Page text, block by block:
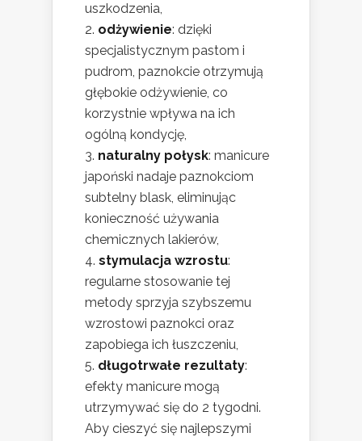
uszkodzenia,
odżywienie: dzięki
specjalistycznym pastom i
pudrom, paznokcie otrzymują
głębokie odżywienie, co
korzystnie wpływa na ich
ogólną kondycję,
naturalny połysk: manicure
japoński nadaje paznokciom
subtelny blask, eliminując
konieczność używania
chemicznych lakierów,
stymulacja wzrostu:
regularne stosowanie tej
metody sprzyja szybszemu
wzrostowi paznokci oraz
zapobiega ich łuszczeniu,
długotrwałe rezultaty:
efekty manicure mogą
utrzymywać się do 2 tygodni.
Aby cieszyć się najlepszymi